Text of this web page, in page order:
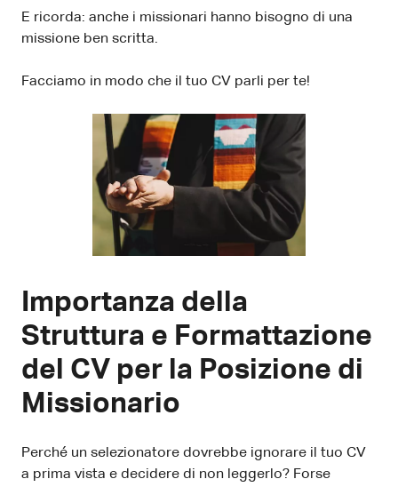
E ricorda: anche i missionari hanno bisogno di una
missione ben scritta.
Facciamo in modo che il tuo CV parli per te!
Importanza della
Struttura e Formattazione
del CV per la Posizione di
Missionario
Perché un selezionatore dovrebbe ignorare il tuo CV
a prima vista e decidere di non leggerlo? Forse